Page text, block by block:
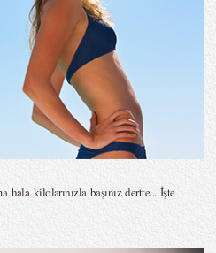
hala kilolarınızla başınız dertte... İşte